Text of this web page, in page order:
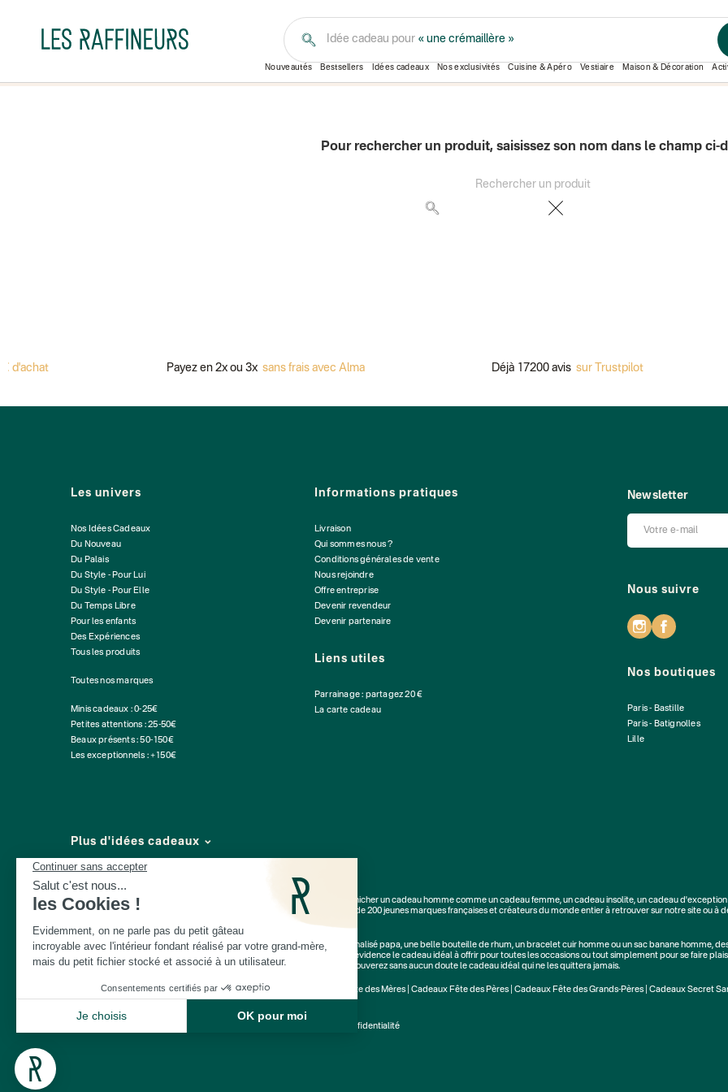
Idée cadeau pour « une crémaillère »
Nouveautés Bestsellers Idées cadeaux Nos exclusivités Cuisine & Apéro Vestiaire Maison & Décoration
COOKUT
Pour rechercher un produit, saisissez son nom dans le champ ci-
Payez en 2x ou 3x sans frais avec Alma Déjà 17200 avis sur Trustpilot
Les univers
Nos Idées Cadeaux
Du Nouveau
Du Palais
Du Style - Pour Lui
Du Style - Pour Elle
Du Temps Libre
Pour les enfants
Des Expériences
Tous les produits
Toutes nos marques
Minis cadeaux : 0-25€
Petites attentions : 25-50€
Beaux présents : 50-150€
Les exceptionnels : +150€
Informations pratiques
Livraison
Qui sommes nous ?
Conditions générales de vente
Nous rejoindre
Offre entreprise
Devenir revendeur
Devenir partenaire
Liens utiles
Parrainage : partagez 20 €
La carte cadeau
Newsletter
Nous suivre
Nos boutiques
Paris - Bastille
Paris - Batignolles
Lille
Depuis 2014, Les Raffineurs proposent une sélection de produits pour dénicher uncadeau hommecomme uncadeau femme, uncadeau insolite, uncadeau d'exception
expériences à vivre
ou à offrir à Paris, à Lyon et dans toute la France. Plus de200 jeunes marquesfrançaises et créateurs du monde entier à retrouver sur notre site ou à
Unecheminée de table, unpot en céramique intelligent, unt-shirt personnalisé papa, une belle bouteille de rhum, un bracelet cuir hommeou unsac banane homme,
de cadeaux
choisies avec soin, parmi lesquelles vous trouverez de toute évidence le cadeau idéal à offrir pour toutes les occasions ou tout simplement pour se faire
pendaison de crémaillère, pot de départ : qu'ils aient 30 ou 60 ans, vous trouverez sans aucun doute le cadeau idéal qui ne les quittera jamais.
Cadeaux Saint-Valentin|Cadeaux Fête des Grands-Mères Cadeaux Fête des Mères Cadeaux Fête des Pères Cadeaux Fête des Grands-Pères Cadeaux Secret
Plus d'idées cadeaux
Politique de confidentialité